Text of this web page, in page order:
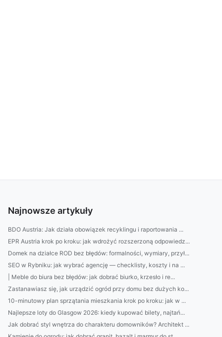
Najnowsze artykuły
BDO Austria: Jak działa obowiązek recyklingu i raportowania ...
EPR Austria krok po kroku: jak wdrożyć rozszerzoną odpowiedz...
Domek na działce ROD bez błędów: formalności, wymiary, przył...
SEO w Rybniku: jak wybrać agencję — checklisty, koszty i na ...
| Meble do biura bez błędów: jak dobrać biurko, krzesło i re...
Zastanawiasz się, jak urządzić ogród przy domu bez dużych ko...
10-minutowy plan sprzątania mieszkania krok po kroku: jak w ...
Najlepsze loty do Glasgow 2026: kiedy kupować bilety, najtań...
Jak dobrać styl wnętrza do charakteru domowników? Architekt ...